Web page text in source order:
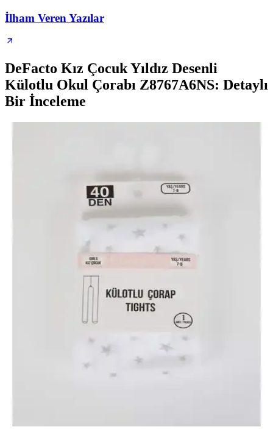
İlham Veren Yazılar
DeFacto Kız Çocuk Yıldız Desenli
Külotlu Okul Çorabı Z8767A6NS: Detaylı
Bir İnceleme